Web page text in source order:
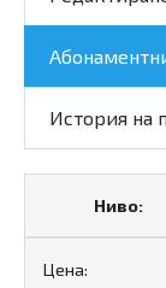
История на